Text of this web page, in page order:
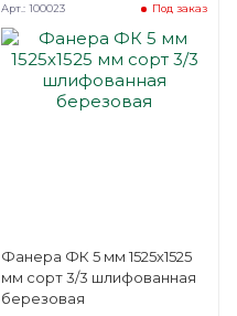
Фанера ФК 5 мм 1525х1525
мм сорт 3/3 шлифованная
березовая
Под заказ
Арт.: 100023